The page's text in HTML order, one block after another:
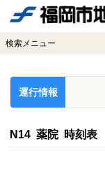
検索メニュー
運行情報
N14 薬院 時刻表